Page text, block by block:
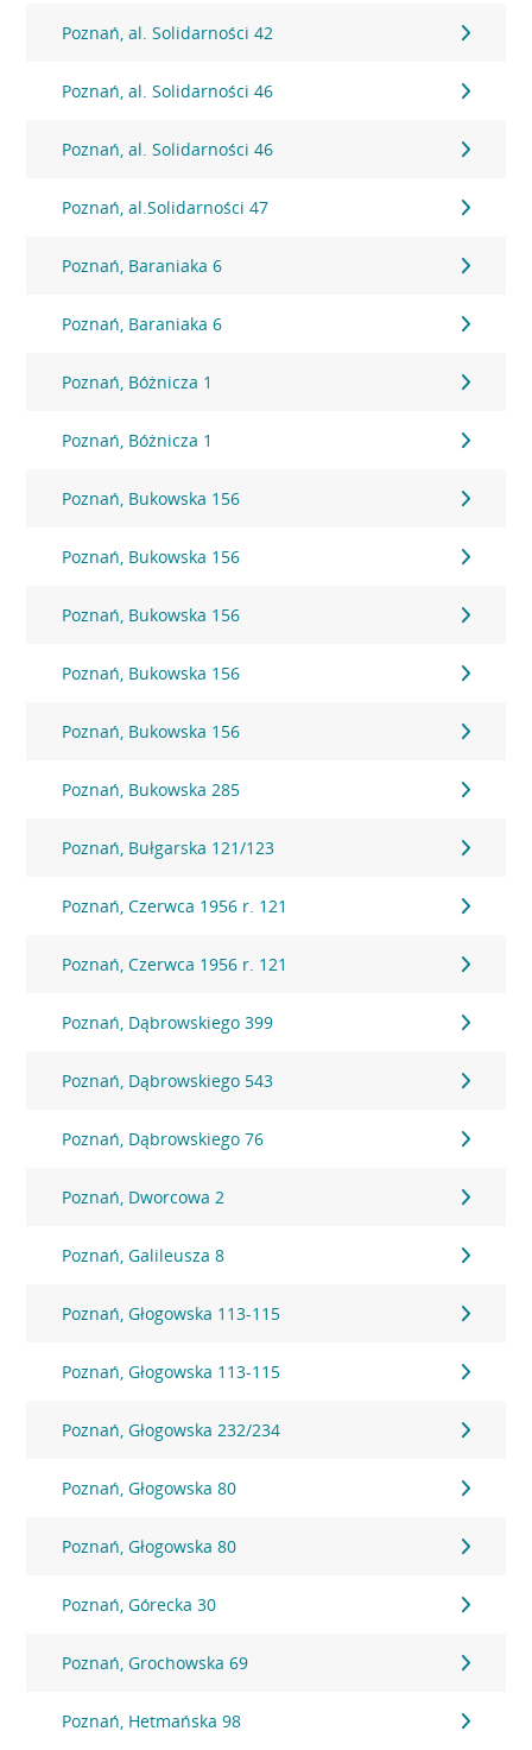
Poznań, al. Solidarności 42
Poznań, al. Solidarności 46
Poznań, al. Solidarności 46
Poznań, al.Solidarności 47
Poznań, Baraniaka 6
Poznań, Baraniaka 6
Poznań, Bóżnicza 1
Poznań, Bóżnicza 1
Poznań, Bukowska 156
Poznań, Bukowska 156
Poznań, Bukowska 156
Poznań, Bukowska 156
Poznań, Bukowska 156
Poznań, Bukowska 285
Poznań, Bułgarska 121/123
Poznań, Czerwca 1956 r. 121
Poznań, Czerwca 1956 r. 121
Poznań, Dąbrowskiego 399
Poznań, Dąbrowskiego 543
Poznań, Dąbrowskiego 76
Poznań, Dworcowa 2
Poznań, Galileusza 8
Poznań, Głogowska 113-115
Poznań, Głogowska 113-115
Poznań, Głogowska 232/234
Poznań, Głogowska 80
Poznań, Głogowska 80
Poznań, Górecka 30
Poznań, Grochowska 69
Poznań, Hetmańska 98